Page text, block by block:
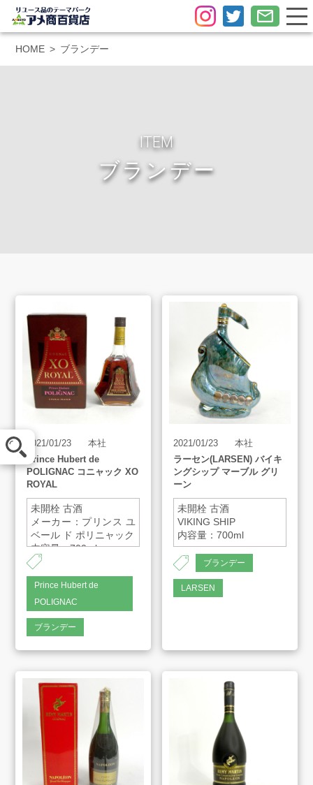
LINE査定
買取方法
お客様の声
よくあるご質問
スタッフインタビュー
店舗案内
HOME ブランデー
ITEM
ブランデー
2021/01/23
本社
Prince Hubert de
POLIGNAC コニャック XO
ROYAL
未開栓 古酒
メーカー：プリンス ユ
ベール ド ポリニャック
内容量：700ml
Prince Hubert de
POLIGNAC
ブランデー
2021/01/23
本社
ラーセン(LARSEN) バイキ
ングシップ マーブル グリ
ーン
未開栓 古酒
VIKING SHIP
内容量：700ml
ブランデー
LARSEN